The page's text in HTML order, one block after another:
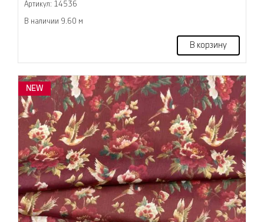
Артикул: 14536
В наличии 9.60 м
В корзину
NEW